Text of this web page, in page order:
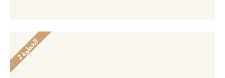
ا
ل
خ
ط
و
ة
2